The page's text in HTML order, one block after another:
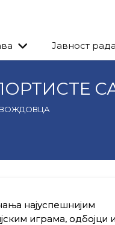
Јавност рада
ВОЖДОВЦА
најуспешнијим
играма, одбојци и